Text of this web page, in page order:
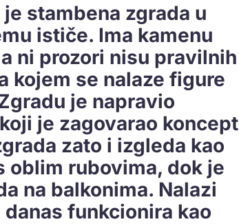
stambena zgrada u
ističe. Ima kamenu
ni prozori nisu pravilnih
kojem se nalaze figure
je napravio
je zagovarao koncept
zato i izgleda kao
oblim rubovima, dok je
na balkonima. Nalazi
funkcionira kao